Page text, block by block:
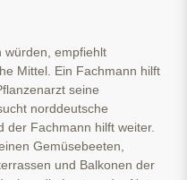
würden, empfiehlt
Mittel. Ein Fachmann hilft
seine
norddeutsche
der Fachmann hilft weiter.
Gemüsebeeten,
und Balkonen der